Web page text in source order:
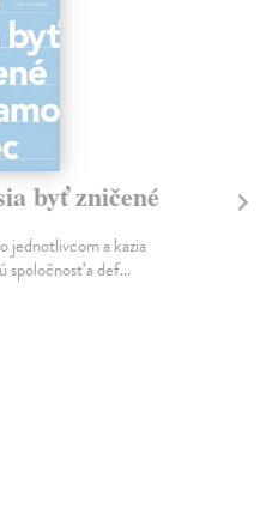
byť zničené
jednotlivcom a kazia
spoločnosť a def...